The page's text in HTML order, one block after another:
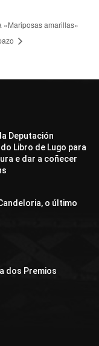
«Mariposas amarillas»
Deputación
Libro de Lugo para
e dar a coñecer
o último
dos Premios